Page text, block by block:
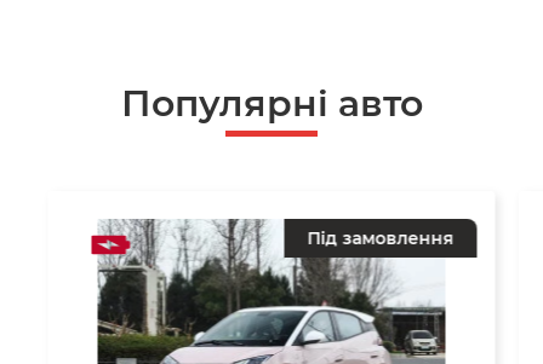
Популярнi авто
Під замовлення